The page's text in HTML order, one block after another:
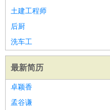
土建工程师
后厨
洗车工
最新简历
卓颖香
孟谷谦